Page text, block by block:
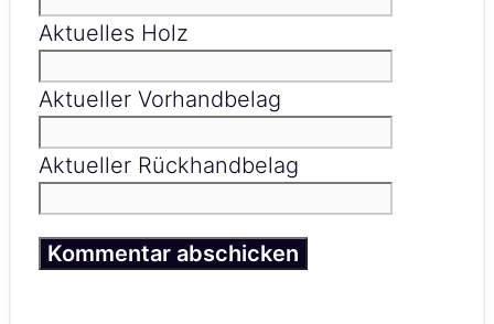
Aktuelles Holz
Aktueller Vorhandbelag
Aktueller Rückhandbelag